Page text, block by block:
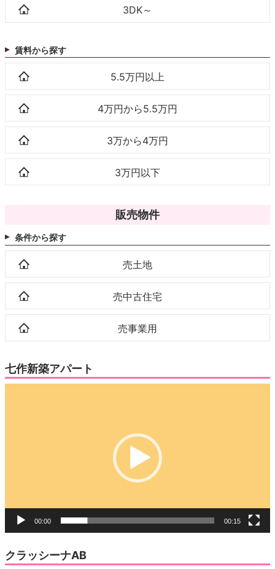
3DK～
賃料から探す
5.5万円以上
4万円から5.5万円
3万から4万円
3万円以下
販売物件
条件から探す
売土地
売中古住宅
売事業用
七作新築アパート
00:00 00:15
クラッシーナAB